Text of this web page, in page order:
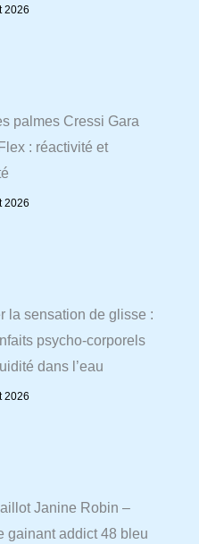
2026
palmes Cressi Gara
: réactivité et
2026
la sensation de glisse :
psycho-corporels
dans l’eau
2026
Janine Robin –
gainant addict 48 bleu